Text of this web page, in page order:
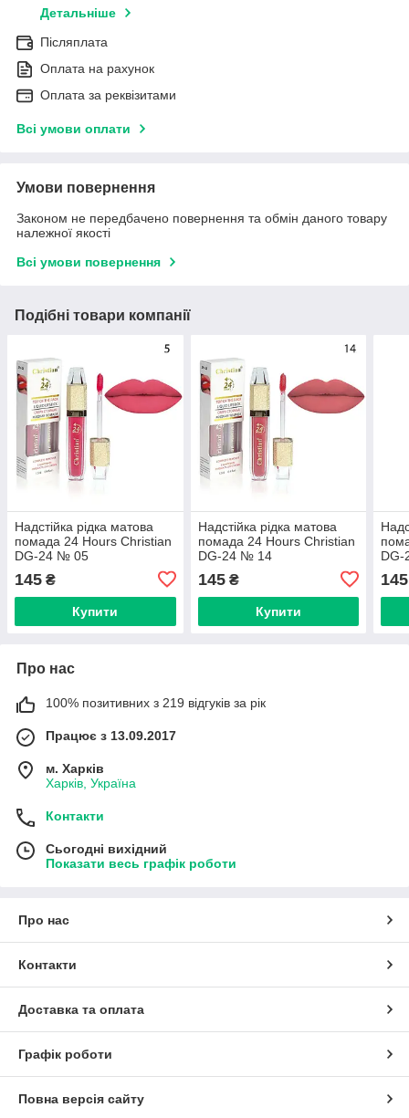
Детальніше
Післяплата
Оплата на рахунок
Оплата за реквізитами
Всі умови оплати
Умови повернення
Законом не передбачено повернення та обмін даного товару
належної якості
Всі умови повернення
Подібні товари компанії
Надстійка рідка матова
помада 24 Hours Christian
DG-24 № 05
145 ₴
Купити
Надстійка рідка матова
помада 24 Hours Christian
DG-24 № 14
145₴
Купити
145
Про нас
100% позитивних з 219 відгуків за рік
Працює з 13.09.2017
м. Харків
Харків, Україна
Контакти
Сьогодні вихідний
Показати весь графік роботи
Про нас
Контакти
Доставка та оплата
Графік роботи
Повна версія сайту